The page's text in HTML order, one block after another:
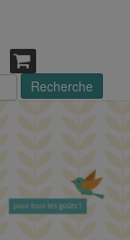
Recherche